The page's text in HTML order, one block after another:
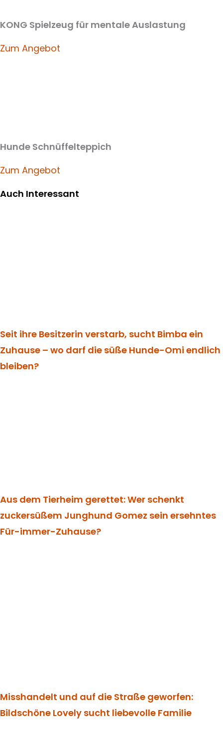
KONG Spielzeug für mentale Auslastung
Zum Angebot
Hunde Schnüffelteppich
Zum Angebot
Auch Interessant
Seit ihre Besitzerin verstarb, sucht Bimba ein
Zuhause – wo darf die süße Hunde-Omi endlich
bleiben?
Aus dem Tierheim gerettet: Wer schenkt
zuckersüßem Junghund Gomez sein ersehntes
Für-immer-Zuhause?
Misshandelt und auf die Straße geworfen:
Bildschöne Lovely sucht liebevolle Familie